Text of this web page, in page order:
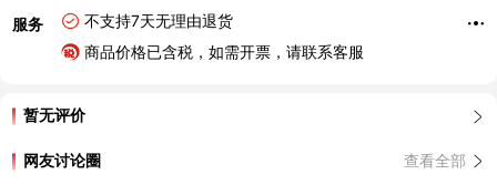
服务
不支持7天无理由退货
商品价格已含税，如需开票，请联系客服
暂无评价
网友讨论圈 查看全部